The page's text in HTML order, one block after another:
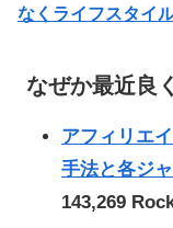
なくライフスタイ
なぜか最近良
アフィリエ
手法と各ジ
143,269